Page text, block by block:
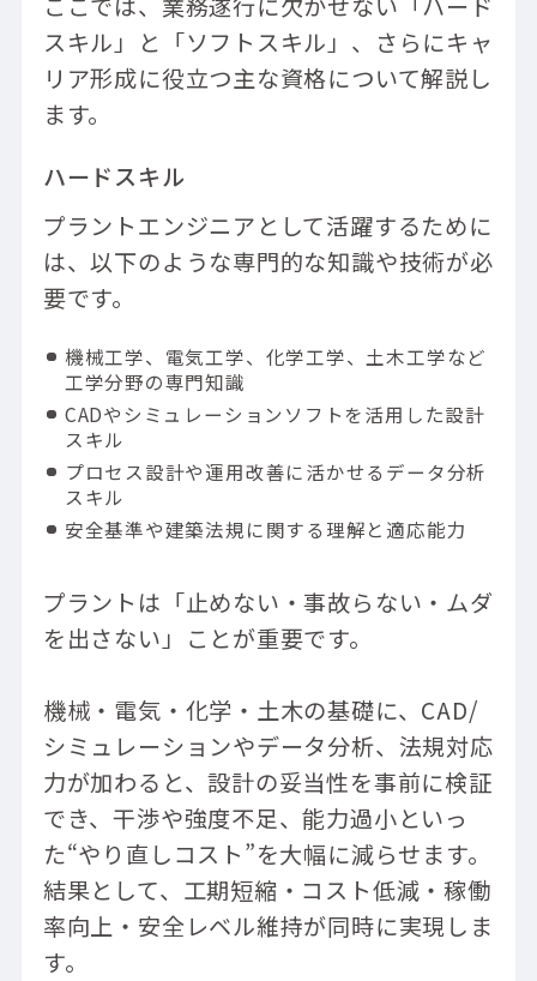
スキル」と「ソフトスキル」、さらにキャ
リア形成に役立つ主な資格について解説し
ます。
ハードスキル
プラントエンジニアとして活躍するために
は、以下のような専門的な知識や技術が必
要です。
機械工学、電気工学、化学工学、土木工学など
工学分野の専門知識
CADやシミュレーションソフトを活用した設計
スキル
プロセス設計や運用改善に活かせるデータ分析
スキル
安全基準や建築法規に関する理解と適応能力
プラントは「止めない・事故らない・ムダ
を出さない」ことが重要です。
機械・電気・化学・土木の基礎に、CAD/
シミュレーションやデータ分析、法規対応
力が加わると、設計の妥当性を事前に検証
でき、干渉や強度不足、能力過小といっ
た“やり直しコスト”を大幅に減らせます。
結果として、工期短縮・コスト低減・稼働
率向上・安全レベル維持が同時に実現しま
す。